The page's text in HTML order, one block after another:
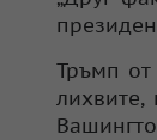
Тръмп